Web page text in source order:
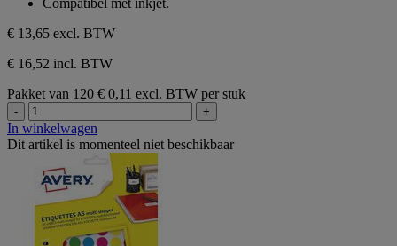
beoordeling
Compatibel met inkjet.
€ 13,65 excl. BTW
€ 16,52 incl. BTW
Pakket van 120 € 0,11 excl. BTW per stuk
- +
In winkelwagen
Dit artikel is momenteel niet beschikbaar